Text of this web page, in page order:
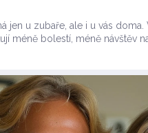
jen u zubaře, ale i u vás
méně bolestí, méně návštěv